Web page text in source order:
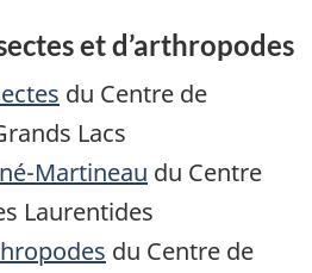
et d’arthropodes
du Centre de
Lacs
Martineau du Centre
Laurentides
du Centre de